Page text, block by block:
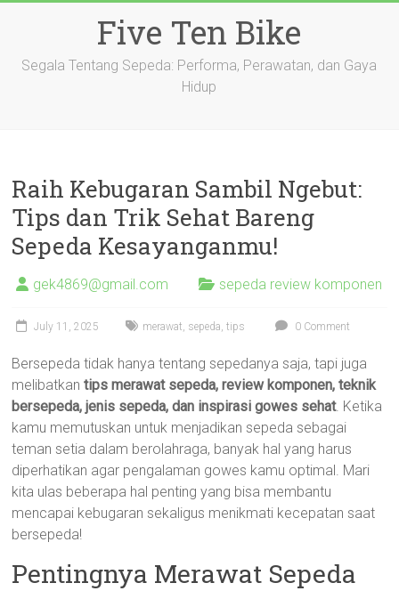
Five Ten Bike
Segala Tentang Sepeda: Performa, Perawatan, dan Gaya
Hidup
Raih Kebugaran Sambil Ngebut:
Tips dan Trik Sehat Bareng
Sepeda Kesayanganmu!
gek4869@gmail.com sepeda review komponen
July 11, 2025 merawat, sepeda,tips 0 Comment
Bersepeda tidak hanya tentang sepedanya saja, tapi juga
melibatkantips merawat sepeda, review komponen, teknik
bersepeda, jenis sepeda, dan inspirasi gowes sehat. Ketika
kamu memutuskan untuk menjadikan sepeda sebagai
teman setia dalam berolahraga, banyak hal yang harus
diperhatikan agar pengalaman gowes kamu optimal. Mari
kita ulas beberapa hal penting yang bisa membantu
mencapai kebugaran sekaligus menikmati kecepatan saat
bersepeda!
Pentingnya Merawat Sepeda